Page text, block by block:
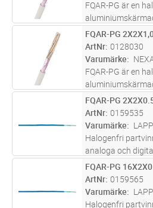
FQAR-PG är en
styrkabel med
förtent koppar
försedd med en
skal ...läs mer
M Lägg i
FQAR-PG
ArtNr 0128030
Varumärke
FQAR-PG är en
styrkabel med
förtent koppar
försedd med en
skal...läs mer
M Lägg i
FQAR-PG
ArtNr 0159535
Varumärke
Halogenfri
analoga och
lokaler i
eventuell brand
vilket underlätt
M Lägg i
FQAR-PG
ArtNr 0159565
Varumärke
Halogenfri